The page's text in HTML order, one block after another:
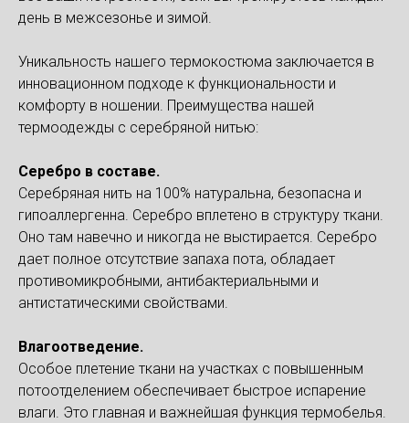
день в межсезонье и зимой.
Уникальность нашего термокостюма заключается в
инновационном подходе к функциональности и
комфорту в ношении. Преимущества нашей
термоодежды с серебряной нитью:
Серебро в составе.
Серебряная нить на 100% натуральна, безопасна и
гипоаллергенна. Серебро вплетено в структуру ткани.
Оно там навечно и никогда не выстирается. Серебро
дает полное отсутствие запаха пота, обладает
противомикробными, антибактериальными и
антистатическими свойствами.
Влагоотведение.
Особое плетение ткани на участках с повышенным
потоотделением обеспечивает быстрое испарение
влаги. Это главная и важнейшая функция термобелья.